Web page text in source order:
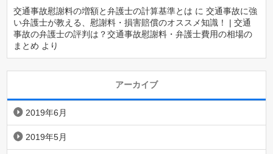
交通事故慰謝料の増額と弁護士の計算基準とは に交通事故に強
い弁護士が教える、慰謝料・損害賠償のオススメ知識！ | 交通
事故の弁護士の評判は？交通事故慰謝料・弁護士費用の相場の
まとめ より
アーカイブ
2019年6月
2019年5月